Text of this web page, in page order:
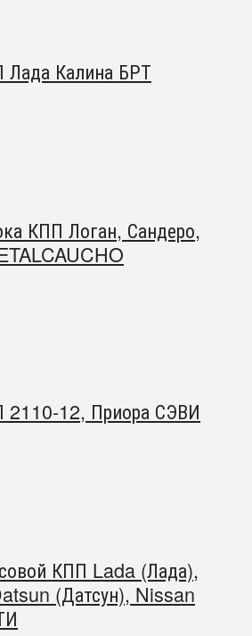
Лада Калина БРТ
КПП Логан, Сандеро,
2110-12, Приора СЭВИ
КПП Lada (Лада),
(Датсун), Nissan